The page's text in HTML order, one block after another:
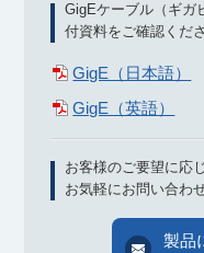
GigEケーブル（ギガ
付資料をご確認くださ
GigE（日本語）
GigE（英語）
お客様のご要望に応
お気軽にお問い合わ
製品